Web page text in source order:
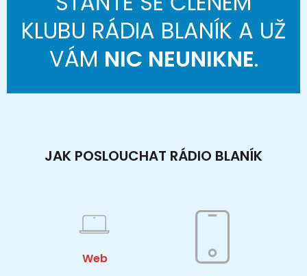
KLUBU RÁDIA BLANÍK A UŽ
VÁM NIC NEUNIKNE.
JAK POSLOUCHAT RÁDIO BLANÍK
Web